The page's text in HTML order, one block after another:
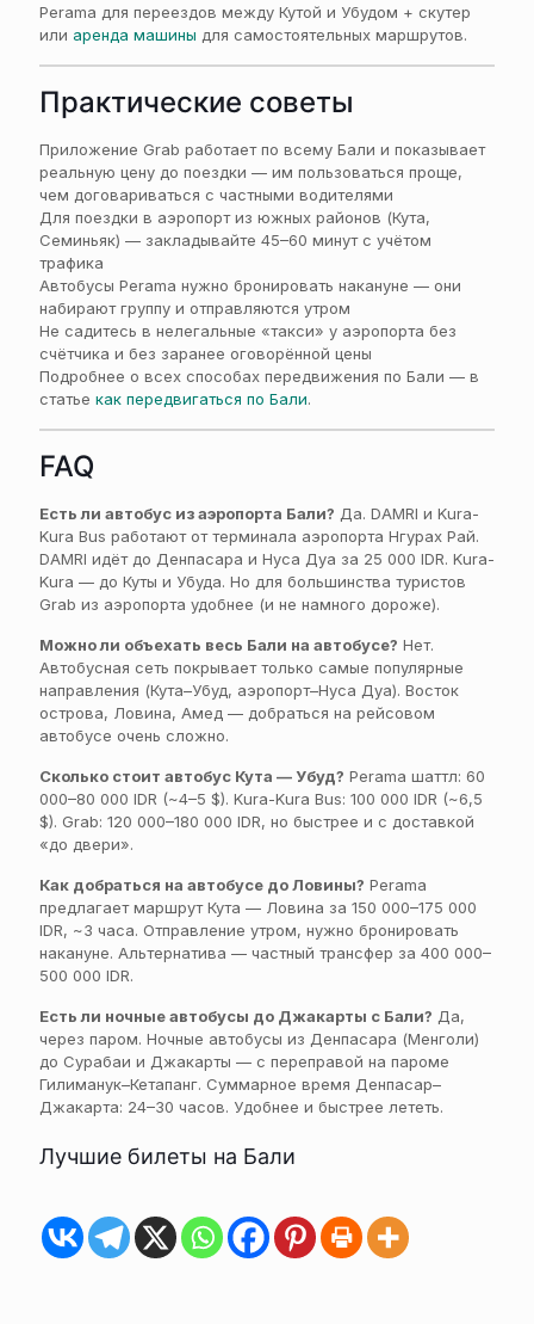
Perama для переездов между Кутой и Убудом + скутер
или аренда машины для самостоятельных маршрутов.
Практические советы
Приложение Grab работает по всему Бали и показывает
реальную цену до поездки — им пользоваться проще,
чем договариваться с частными водителями
Для поездки в аэропорт из южных районов (Кута,
Семиньяк) — закладывайте 45–60 минут с учётом
трафика
Автобусы Perama нужно бронировать накануне — они
набирают группу и отправляются утром
Не садитесь в нелегальные «такси» у аэропорта без
счётчика и без заранее оговорённой цены
Подробнее о всех способах передвижения по Бали — в
статье как передвигаться по Бали.
FAQ
Есть ли автобус из аэропорта Бали? Да. DAMRI и Kura-
Kura Bus работают от терминала аэропорта Нгурах Рай.
DAMRI идёт до Денпасара и Нуса Дуа за 25 000 IDR. Kura-
Kura — до Куты и Убуда. Но для большинства туристов
Grab из аэропорта удобнее (и не намного дороже).
Можно ли объехать весь Бали на автобусе? Нет.
Автобусная сеть покрывает только самые популярные
направления (Кута–Убуд, аэропорт–Нуса Дуа). Восток
острова, Ловина, Амед — добраться на рейсовом
автобусе очень сложно.
Сколько стоит автобус Кута — Убуд? Perama шаттл: 60
000–80 000 IDR (~4–5 $). Kura-Kura Bus: 100 000 IDR (~6,5
$). Grab: 120 000–180 000 IDR, но быстрее и с доставкой
«до двери».
Как добраться на автобусе до Ловины? Perama
предлагает маршрут Кута — Ловина за 150 000–175 000
IDR, ~3 часа. Отправление утром, нужно бронировать
накануне. Альтернатива — частный трансфер за 400 000–
500 000 IDR.
Есть ли ночные автобусы до Джакарты с Бали? Да,
через паром. Ночные автобусы из Денпасара (Менголи)
до Сурабаи и Джакарты — с переправой на пароме
Гилиманук–Кетапанг. Суммарное время Денпасар–
Джакарта: 24–30 часов. Удобнее и быстрее лететь.
Лучшие билеты на Бали